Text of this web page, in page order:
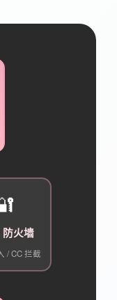
火墙
/ CC 拦截